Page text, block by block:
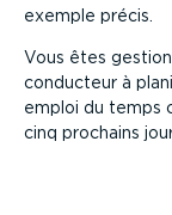
exemple précis.
Vous êtes
conducteur à
emploi du temps
cinq prochains